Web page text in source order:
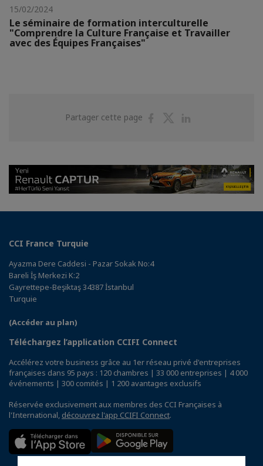
15/02/2024
Le séminaire de formation interculturelle
"Comprendre la Culture Française et Travailler
avec des Équipes Françaises"
Partager cette page
PartagerPartager
CCI France Turquie
Ayazma Dere Caddesi - Pazar Sokak No:4
Bareli İş Merkezi K:2
Gayrettepe-Beşiktaş 34387 İstanbul
Turquie
(Accéder au plan)
Téléchargez l’application CCIFI Connect
Accélérez votre business grâce au 1er réseau privé d'entreprises
françaises dans 95 pays : 120 chambres | 33 000 entreprises | 4 000
événements | 300 comités | 1 200 avantages exclusifs
Réservée exclusivement aux membres des CCI Françaises à
l'International, découvrez l'app CCIFI Connect.